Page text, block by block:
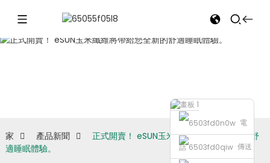
電
話 傳送
家 產品新聞
正式開賣！ eSUN玉米纖維將帶給您全新的舒
適睡眠體驗。